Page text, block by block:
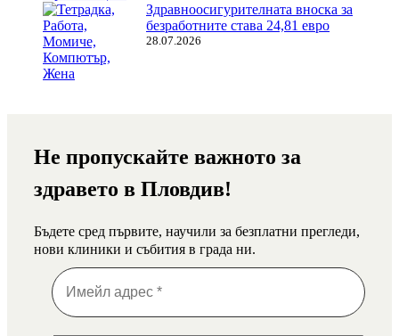
Здравноосигурителната вноска за
безработните става 24,81 евро
28.07.2026
Не пропускайте важното за
здравето в Пловдив!
Бъдете сред първите, научили за безплатни прегледи,
нови клиники и събития в града ни.